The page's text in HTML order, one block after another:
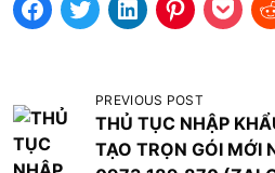
Đ
i
PREVIOUS POST
THỦ TỤC NHẬP
TẠO TRỌN GÓI MỚI